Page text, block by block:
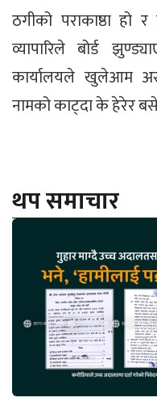
ठगीको पराकाष्ठा हो
व्यापारिले बोर्ड
कार्यालयले खुलेआम
नामको काट्दा के हेरेर
थप समाचार